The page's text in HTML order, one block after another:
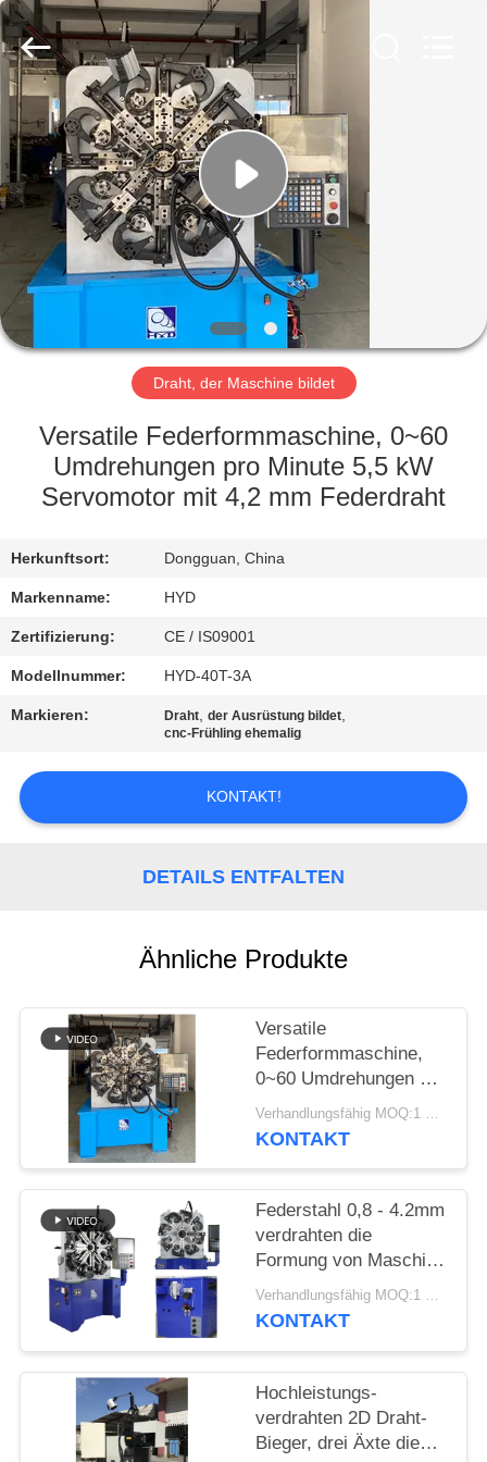
HAUS
PRODUKTE
ÜBER
UNS
FABRIK-
AUSFLUG
QUALITÄTSKONTROLLE
SIE
MIT
UNS
IN
VERBINDUNG
NACHRICHTEN
PRIVACY
POLICY
Da
Spring
Machinery
Co.,
Ltd.
All
Rights
Reserved.
Draht, der Maschine bildet
Versatile Federformmaschine, 0~60
Umdrehungen pro Minute 5,5 kW
Servomotor mit 4,2 mm Federdraht
Herkunftsort: Dongguan, China
Markenname: HYD
Zertifizierung: CE / IS09001
Modellnummer: HYD-40T-3A
Markieren: Draht,der Ausrüstung bildet,
cnc-Frühling ehemalig
KONTAKT!
DETAILS ENTFALTEN
Ähnliche Produkte
Versatile
Federformmaschine,
0~60 Umdrehungen pro
Minute 5,5 kW
Servomotor mit 4,2 mm
Verhandlungsfähig MOQ:1 Satz
KONTAKT
Federstahl 0,8 - 4.2mm
verdrahten die
Formung von Maschine
CNC Controlller 100KG
Decoiler
Verhandlungsfähig MOQ:1 Satz
KONTAKT
Hochleistungs-
verdrahten 2D Draht-
Bieger, drei Äxte die